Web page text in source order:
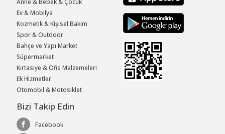
Ev & Mobilya
Kozmetik & Kişisel Bakım
Spor & Outdoor
Bahçe ve Yapı Market
Süpermarket
Kırtasiye & Ofis Malzemeleri
Ek Hizmetler
Otomobil & Motosiklet
Bizi Takip Edin
Facebook